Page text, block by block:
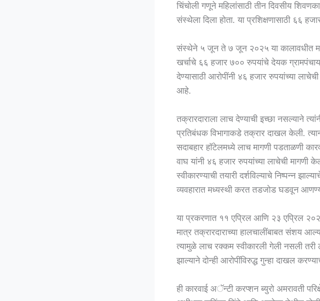
चिंचोली गणूने महिलांसाठी तीन दिवसीय
संस्थेला दिला होता. या प्रशिक्षणासाठी ६६
संस्थेने ५ जून ते ७ जून २०२५ या कालावधीत
खर्चाचे ६६ हजार ७०० रुपयांचे देयक
देण्यासाठी आरोपींनी ४६ हजार रुपयांच्या
आहे.
तक्रारदाराला लाच देण्याची इच्छा नसल्याने
प्रतिबंधक विभागाकडे तक्रार दाखल केली.
सदाबहार हॉटेलमध्ये लाच मागणी पडताळणी
वाघ यांनी ४६ हजार रुपयांच्या लाचेची
स्वीकारण्याची तयारी दर्शविल्याचे निष्पन्न
व्यवहारात मध्यस्थी करत तडजोड घडवून
या प्रकरणात ११ एप्रिल आणि २३ एप्रिल
मात्र तक्रारदाराच्या हालचालींबाबत संशय
त्यामुळे लाच रक्कम स्वीकारली गेली नसली तरी
झाल्याने दोन्ही आरोपींविरुद्ध गुन्हा दाखल
ही कारवाई अॅन्टी करप्शन ब्युरो अमरावती